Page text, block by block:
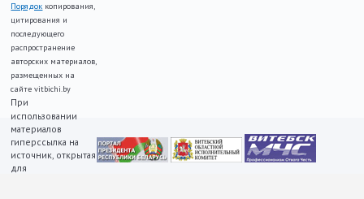
Порядок копирования,
цитирования и
последующего
распространение
авторских материалов,
размещенных на
сайте vitbichi.by
При
использовании
материалов
гиперссылка на
источник, открытая
для